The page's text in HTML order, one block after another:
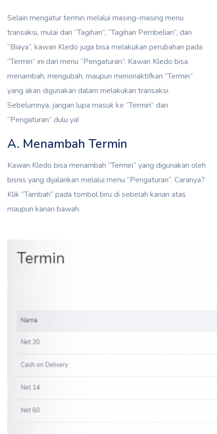
Selain mengatur termin melalui masing-masing menu
transaksi, mulai dari “Tagihan”, “Tagihan Pembelian”, dan
“Biaya”, kawan Kledo juga bisa melakukan perubahan pada
“Termin” ini dari menu “Pengaturan”. Kawan Kledo bisa
menambah, mengubah, maupun menonaktifkan “Termin”
yang akan digunakan dalam melakukan transaksi.
Sebelumnya, jangan lupa masuk ke “Termin” dari
“Pengaturan” dulu ya!
A. Menambah Termin
Kawan Kledo bisa menambah “Termin” yang digunakan oleh
bisnis yang dijalankan melalui menu “Pengaturan”. Caranya?
Klik “Tambah” pada tombol biru di sebelah kanan atas
maupun kanan bawah.